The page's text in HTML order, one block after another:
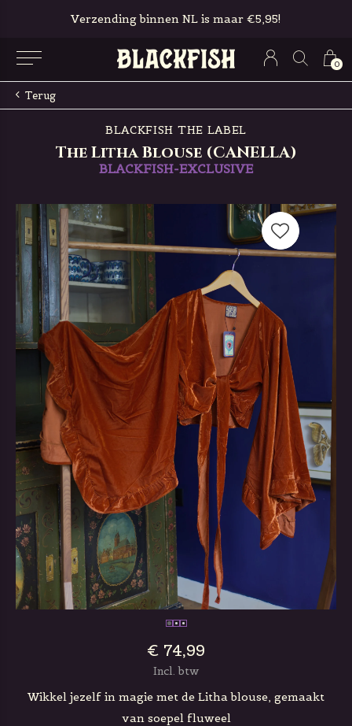
0
Verzending binnen NL is maar €5,95!
Terug
BLACKFISH THE LABEL
The Litha Blouse (CANELLA)
BLACKFISH-EXCLUSIVE
€ 74,99
Incl. btw
Wikkel jezelf in magie met de Litha blouse, gemaakt
van soepel fluweel